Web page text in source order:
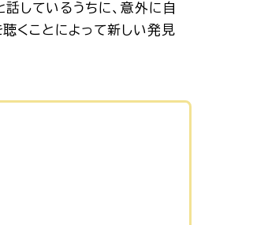
しているうちに、意外に自
くことによって新しい発見